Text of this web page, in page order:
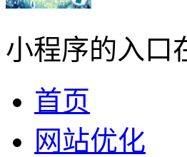
小程序的入口
首页
网站优化